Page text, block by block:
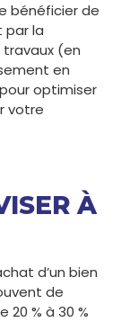
bénéficier de
par la
travaux (en
en
optimiser
votre
À
d’un bien
de
% à 30 %